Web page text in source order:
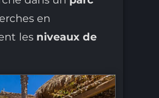
en
les niveaux de